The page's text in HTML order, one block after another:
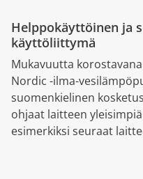
Helppokäyttöinen ja
käyttöliittymä
Mukavuutta
Nordic -ilma-
suomenkielinen
ohjaat laitteen
esimerkiksi seuraat